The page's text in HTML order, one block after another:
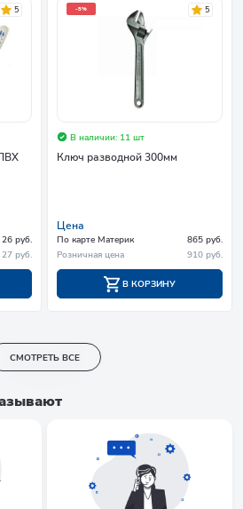
5
26 руб.
27 руб.
-5% 5
В наличии: 11 шт
Ключ разводной 300мм
Цена
По карте Материк
865 руб.
Розничная цена
910 руб.
В КОРЗИНУ
СМОТРЕТЬ ВСЕ